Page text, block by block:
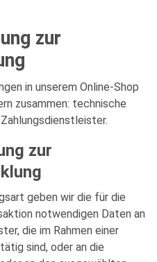
zur
in unserem Online-Shop
zusammen: technische
zur
geben wir die für die
notwendigen Daten an
die im Rahmen einer
sind, oder an die